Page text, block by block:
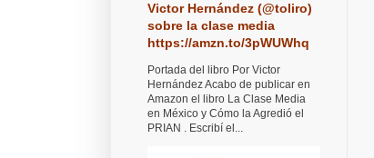
Victor Hernández (@toliro)
sobre la clase media
https://amzn.to/3pWUWhq
Portada del libro Por Victor
Hernández Acabo de publicar en
Amazon el libro La Clase Media
en México y Cómo la Agredió el
PRIAN . Escribí el...